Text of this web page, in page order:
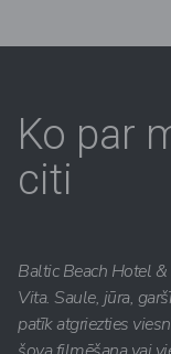
Ko par
citi
Baltic Beach Hotel
Vita. Saule, jūra,
patīk atgriezties